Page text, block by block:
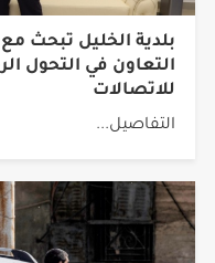
بلدية الخليل تبحث
التعاون في التحول
للاتصالات
التفاصيل...